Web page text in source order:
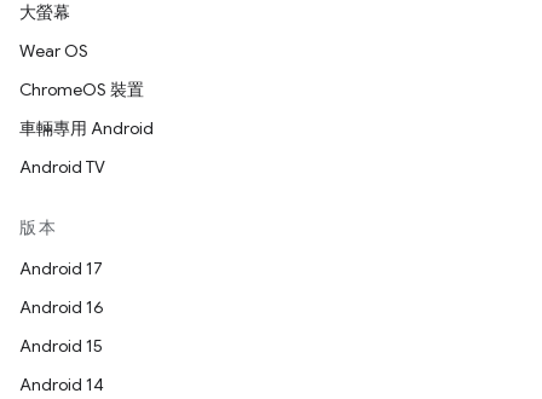
大螢幕
Wear OS
ChromeOS 裝置
車輛專用 Android
Android TV
版本
Android 17
Android 16
Android 15
Android 14